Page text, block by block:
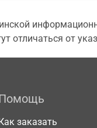
отличаться от
заказать